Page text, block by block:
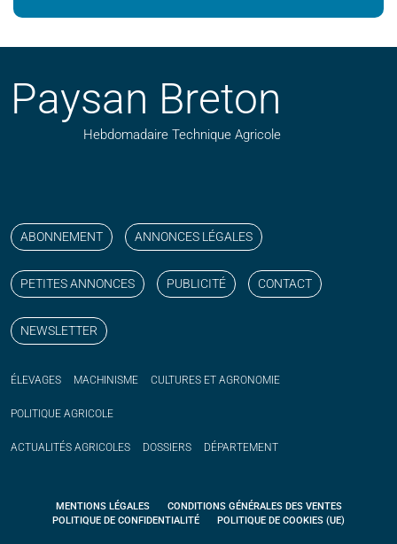
Paysan Breton
Hebdomadaire Technique Agricole
ABONNEMENT ANNONCES LÉGALES
PETITES ANNONCES PUBLICITÉ CONTACT
NEWSLETTER
ÉLEVAGES MACHINISME CULTURES ET AGRONOMIE
POLITIQUE AGRICOLE
ACTUALITÉS AGRICOLES DOSSIERS DÉPARTEMENT
MENTIONS LÉGALES
CONDITIONS GÉNÉRALES DES VENTES
POLITIQUE DE CONFIDENTIALITÉ
POLITIQUE DE COOKIES (UE)